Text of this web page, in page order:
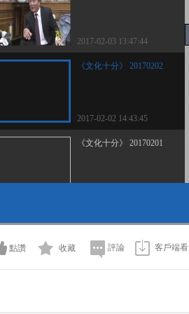
2017-02-03 13:47:44
《文化十分》 20170202
2017-02-02 14:43:45
《文化十分》 20170201
2017-01-31 14:03:44
點讚 收藏 評論 客戶端看